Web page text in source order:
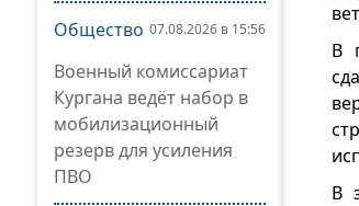
Общество 07.08.2026 в 15:56
Военный комиссариат
Кургана ведёт набор в
мобилизационный
резерв для усиления
ПВО
В
В